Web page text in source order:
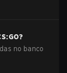
?
no banco